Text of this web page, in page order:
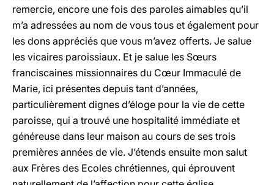
remercie, encore une fois des paroles aimables qu’il
m’a adressées au nom de vous tous et également pour
les dons appréciés que vous m’avez offerts. Je salue
les vicaires paroissiaux. Et je salue les Sœurs
franciscaines missionnaires du Cœur Immaculé de
Marie, ici présentes depuis tant d’années,
particulièrement dignes d’éloge pour la vie de cette
paroisse, qui a trouvé une hospitalité immédiate et
généreuse dans leur maison au cours de ses trois
premières années de vie. J’étends ensuite mon salut
aux Frères des Ecoles chrétiennes, qui éprouvent